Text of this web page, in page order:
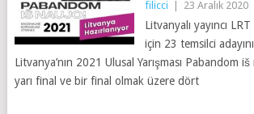
filicci 23 Aralık 2020
Litvanyalı yayıncı
için 23 temsilci adayını
Litvanya’nın 2021 Ulusal Yarışması Pabandom
yarı final ve bir final olmak üzere dört